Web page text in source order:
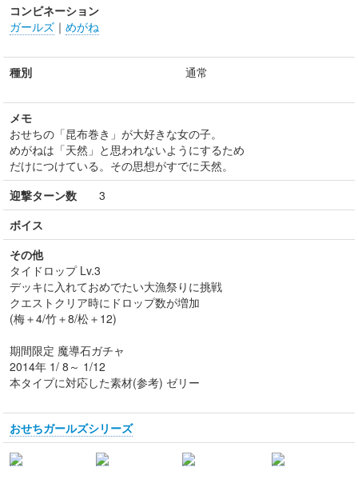
コンビネーション
ガールズ ｜ めがね
種別 通常
メモ
おせちの「昆布巻き」が大好きな女の子。
めがねは「天然」と思われないようにするため
だけにつけている。その思想がすでに天然。
迎撃ターン数 3
ボイス
その他
タイドロップ Lv.3
デッキに入れておめでたい大漁祭りに挑戦
クエストクリア時にドロップ数が増加
(梅＋4/竹＋8/松＋12)
期間限定 魔導石ガチャ
2014年 1/ 8～ 1/12
本タイプに対応した素材(参考) ゼリー
おせちガールズシリーズ